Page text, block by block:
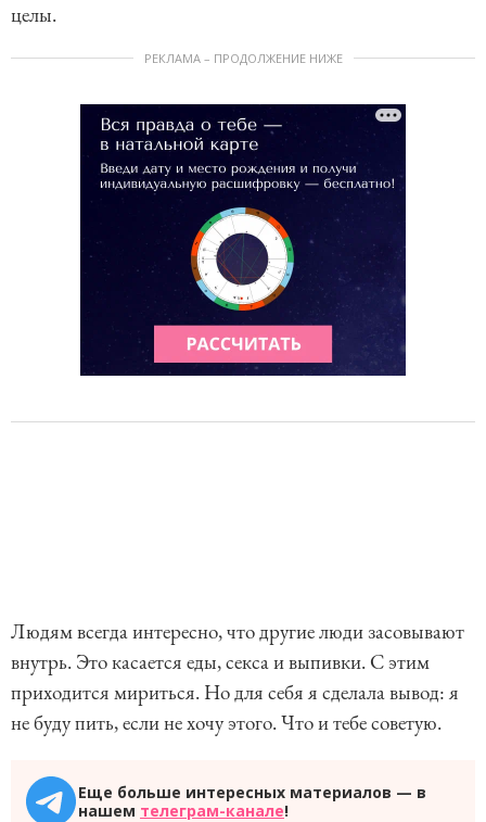
целы.
РЕКЛАМА – ПРОДОЛЖЕНИЕ НИЖЕ
Людям всегда интересно, что другие люди засовывают
внутрь. Это касается еды, секса и выпивки. С этим
приходится мириться. Но для себя я сделала вывод: я
не буду пить, если не хочу этого. Что и тебе советую.
Еще больше интересных материалов — в
нашем телеграм-канале!